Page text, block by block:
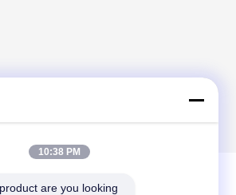
10:38 PM
are you looking